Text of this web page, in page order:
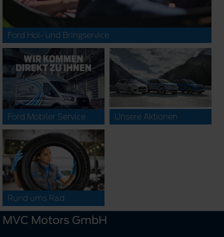
Ford Hol- und Bringservice
Ford Mobiler Service Unsere Aktionen
Rund ums Rad
MVC Motors GmbH